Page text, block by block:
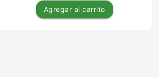
Agregar al carrito